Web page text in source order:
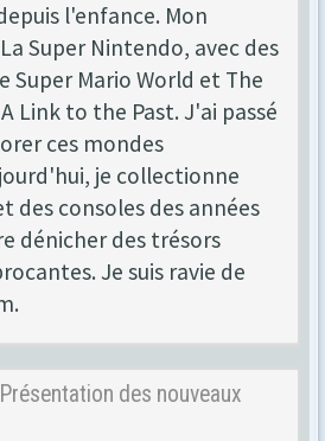
l'enfance. Mon
Super Nintendo, avec des
Super Mario World et The
Link to the Past. J'ai passé
ces mondes
je collectionne
des consoles des années
dénicher des trésors
Je suis ravie de
Présentation des nouveaux